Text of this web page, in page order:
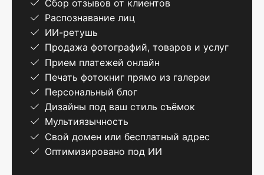
Сбор отзывов от клиентов
Распознавание лиц
ИИ-ретушь
Продажа фотографий, товаров и услуг
Прием платежей онлайн
Печать фотокниг прямо из галереи
Персональный блог
Дизайны под ваш стиль съёмок
Мультиязычность
Свой домен или бесплатный адрес
Оптимизировано под ИИ